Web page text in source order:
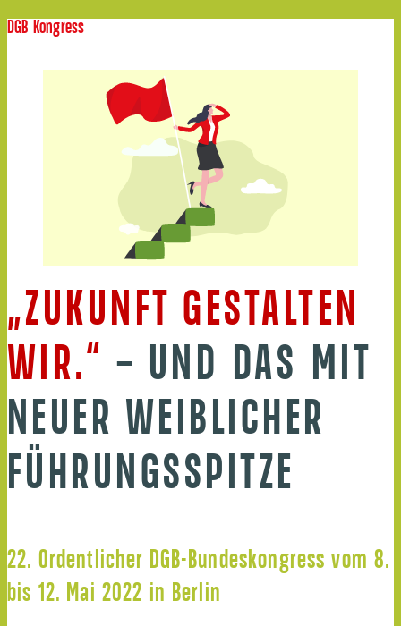
DGB Kongress
„ZUKUNFT GESTALTEN
WIR.“ – UND DAS MIT
NEUER WEIBLICHER
FÜHRUNGSSPITZE
22. Ordentlicher DGB-Bundeskongress vom 8.
bis 12. Mai 2022 in Berlin